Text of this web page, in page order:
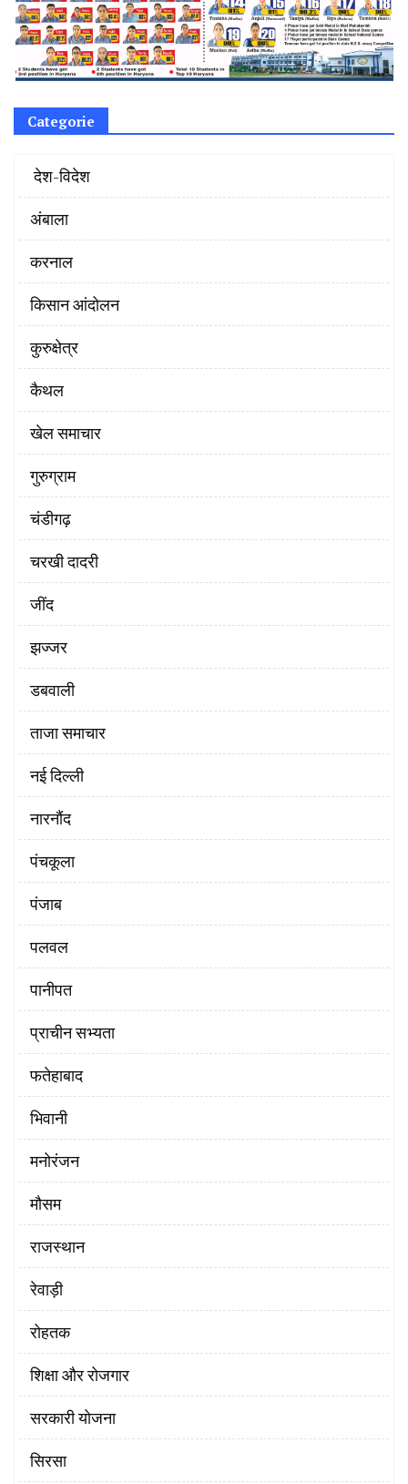
Categorie
‌ देश-विदेश
अंबाला
करनाल
किसान आंदोलन
कुरुक्षेत्र
कैथल
खेल समाचार
गुरुग्राम
चंडीगढ़
चरखी दादरी
‌जींद
झज्जर
डबवाली
ताजा समाचार
नई दिल्ली
नारनौंद
पंचकूला
पंजाब
पलवल
पानीपत
प्राचीन सभ्यता
फतेहाबाद
भिवानी
मनोरंजन
मौसम
राजस्थान
रेवाड़ी
रोहतक
शिक्षा और रोजगार
सरकारी योजना
सिरसा